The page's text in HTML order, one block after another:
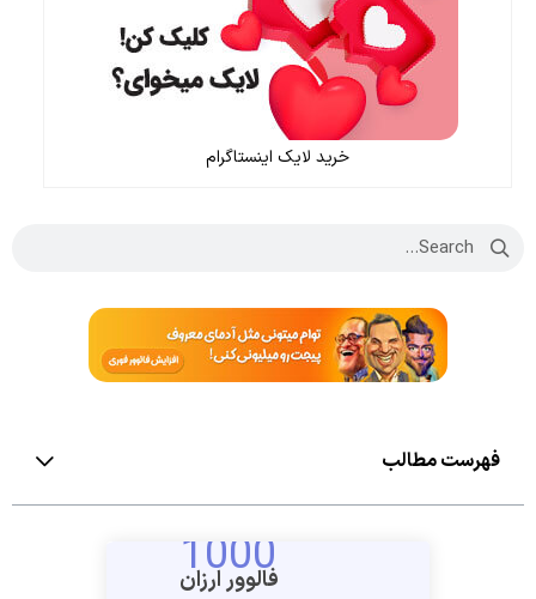
خرید لایک اینستاگرام
فهرست مطالب
1000
فالوور ارزان